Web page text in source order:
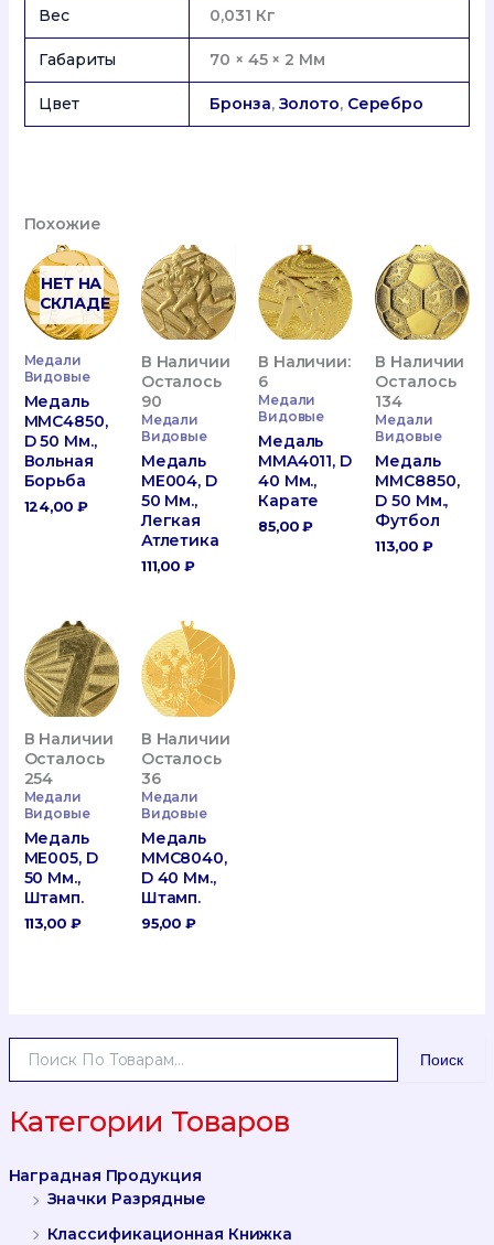
А
Т
:
Поиск
Категории Товаров
Наградная Продукция
Значки Разрядные
Классификационная Книжка
Вес 0,031 Кг
Габариты 70 × 45 × 2 Мм
Цвет Бронза, Золото, Серебро
Похожие
НЕТ НА
СКЛАДЕ
Медали
Видовые
Медаль
MMC4850,
D 50 Мм.,
Вольная
Борьба
124,00 ₽
В Наличии
Осталось
90
Медали
Видовые
Медаль
ME004, D
50 Мм.,
Легкая
Атлетика
111,00₽
В Наличии:
6
Медали
Видовые
Медаль
MMA4011, D
40 Мм.,
Карате
85,00₽
В Наличии
Осталось
134
Медали
Видовые
Медаль
MMC8850,
D 50 Мм.,
Футбол
113,00 ₽
В Наличии
Осталось
254
Медали
Видовые
Медаль
ME005, D
50 Мм.,
Штамп.
113,00 ₽
В Наличии
Осталось
36
Медали
Видовые
Медаль
MMC8040,
D 40 Мм.,
Штамп.
95,00₽